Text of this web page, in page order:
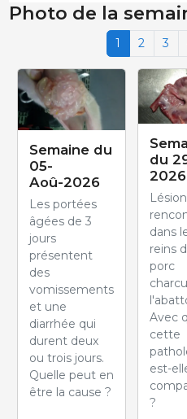
Photo de la
1 2 3
Semaine du
05-
Aoû-2026
Les portées
âgées de 3
jours
présentent
des
vomissements
et une
diarrhée qui
durent deux
ou trois jours.
Quelle peut en
être la cause ?
du
2026
Lésion
dans
reins
porc
Avec
cette
est-
?